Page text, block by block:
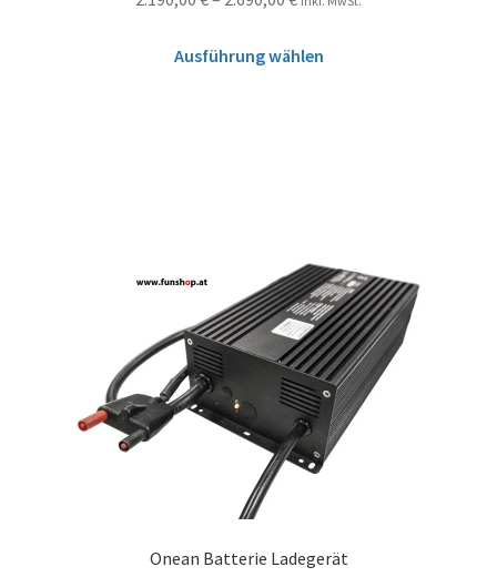
Ausführung wählen
Onean Batterie Ladegerät